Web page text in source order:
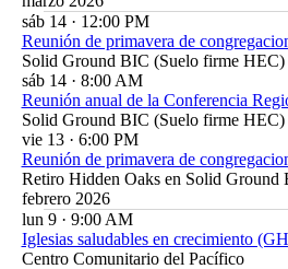
sáb 14 · 12:00 PM
Reunión de primavera de
Solid Ground BIC (Suelo firme HEC)
sáb 14 · 8:00 AM
Reunión anual de la Conferencia
Solid Ground BIC (Suelo firme HEC)
vie 13 · 6:00 PM
Reunión de primavera de
Retiro Hidden Oaks en Solid Ground
febrero 2026
lun 9 · 9:00 AM
Iglesias saludables en crecimiento
Centro Comunitario del Pacífico